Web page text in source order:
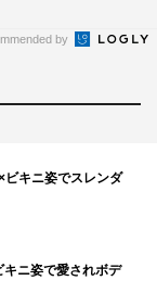
by
キニ姿でスレンダ
ニ姿で愛されボデ